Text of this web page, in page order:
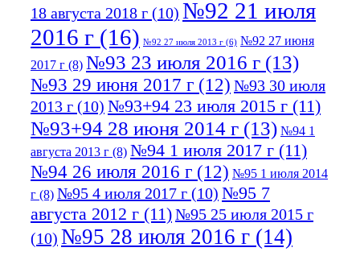
18 августа 2018 г (10) №92 21 июля
2016 г (16) №92 27 июля 2013 г (6) №92 27 июня
2017 г (8) №93 23 июля 2016 г (13)
№93 29 июня 2017 г (12) №93 30 июля
2013 г (10) №93+94 23 июля 2015 г (11)
№93+94 28 июня 2014 г (13) №94 1
августа 2013 г (8) №94 1 июля 2017 г (11)
№94 26 июля 2016 г (12) №95 1 июля 2014
г (8) №95 4 июля 2017 г (10) №95 7
августа 2012 г (11)№95 25 июля 2015 г
(10) №95 28 июля 2016 г (14)